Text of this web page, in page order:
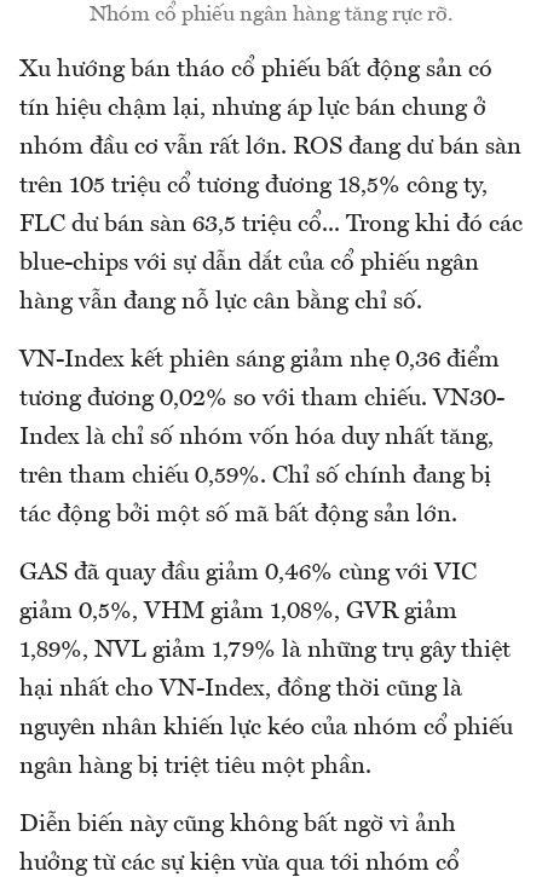
Nhóm cổ phiếu ngân hàng tăng rực rỡ.
Xu hướng bán tháo cổ phiếu bất động sản có
tín hiệu chậm lại, nhưng áp lực bán chung ở
nhóm đầu cơ vẫn rất lớn. ROS đang dư bán sàn
trên 105 triệu cổ tương đương 18,5% công ty,
FLC dư bán sàn 63,5 triệu cổ... Trong khi đó các
blue-chips với sự dẫn dắt của cổ phiếu ngân
hàng vẫn đang nỗ lực cân bằng chỉ số.
VN-Index kết phiên sáng giảm nhẹ 0,36 điểm
tương đương 0,02% so với tham chiếu. VN30-
Index là chỉ số nhóm vốn hóa duy nhất tăng,
trên tham chiếu 0,59%. Chỉ số chính đang bị
tác động bởi một số mã bất động sản lớn.
GAS đã quay đầu giảm 0,46% cùng với VIC
giảm 0,5%, VHM giảm 1,08%, GVR giảm
1,89%, NVL giảm 1,79% là những trụ gây thiệt
hại nhất cho VN-Index, đồng thời cũng là
nguyên nhân khiến lực kéo của nhóm cổ phiếu
ngân hàng bị triệt tiêu một phần.
Diễn biến này cũng không bất ngờ vì ảnh
hưởng từ các sự kiện vừa qua tới nhóm cổ